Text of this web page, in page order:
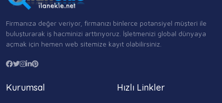
Firmanıza değer veriyor, firmanızı binlerce potansiyel müşteri ile
buluşturarak iş hacminizi arttırıyoruz. İşletmenizi global dünyaya
açmak için hemen web sitemize kayıt olabilirsiniz.
Kurumsal Hızlı Linkler